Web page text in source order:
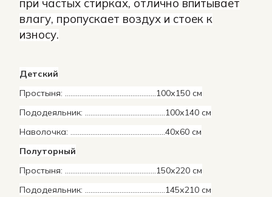
при частых стирках, отлично впитывает
влагу, пропускает воздух и стоек к
износу.
Детский
Простыня: ……………………………………...…..100х150 см
Пододеяльник: ……………………………………..100х140 см
Наволочка: ………………………………………….…40х60 см
Полуторный
Простыня: ……………………………………...…..150х220 см
Пододеяльник: ………………………………….….145х210 см